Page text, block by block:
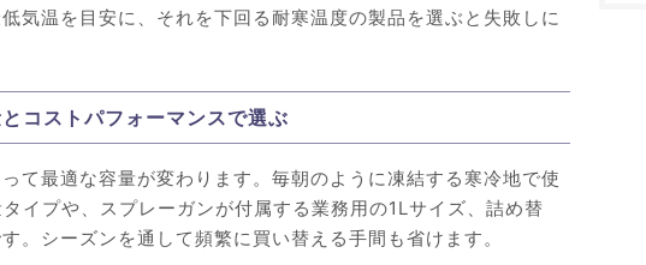
気温を目安に、それを下回る耐寒温度の製品を選ぶと失敗しに
コストパフォーマンスで選ぶ
て最適な容量が変わります。毎朝のように凍結する寒冷地で使
イプや、スプレーガンが付属する業務用の1Lサイズ、詰め替
。シーズンを通して頻繁に買い替える手間も省けます。